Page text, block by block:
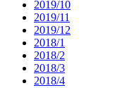
2019/10
2019/11
2019/12
2018/1
2018/2
2018/3
2018/4